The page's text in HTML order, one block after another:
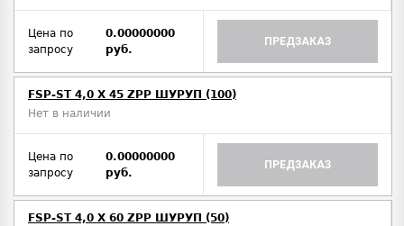
Цена по
запросу
0.00000000
руб.
ПРЕДЗАКАЗ
FSP-ST 4,0 X 45 ZPP ШУРУП (100)
Нет в наличии
Цена по
запросу
0.00000000
руб.
ПРЕДЗАКАЗ
FSP-ST 4,0 X 60 ZPP ШУРУП (50)